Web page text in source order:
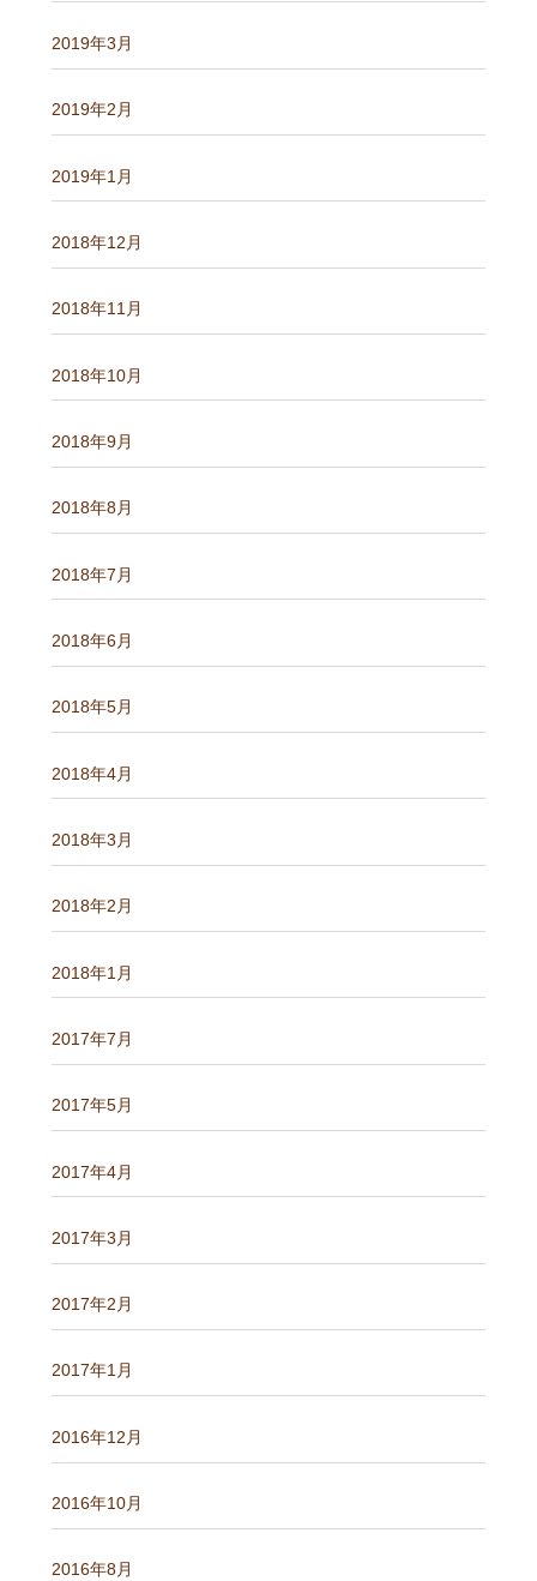
2019年3月
2019年2月
2019年1月
2018年12月
2018年11月
2018年10月
2018年9月
2018年8月
2018年7月
2018年6月
2018年5月
2018年4月
2018年3月
2018年2月
2018年1月
2017年7月
2017年5月
2017年4月
2017年3月
2017年2月
2017年1月
2016年12月
2016年10月
2016年8月